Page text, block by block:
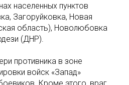
населенных пунктов
Загоруйковка, Новая
область), Новолюбовка
(ДНР).
противника в зоне
войск «Запад»
Кроме этого, враг